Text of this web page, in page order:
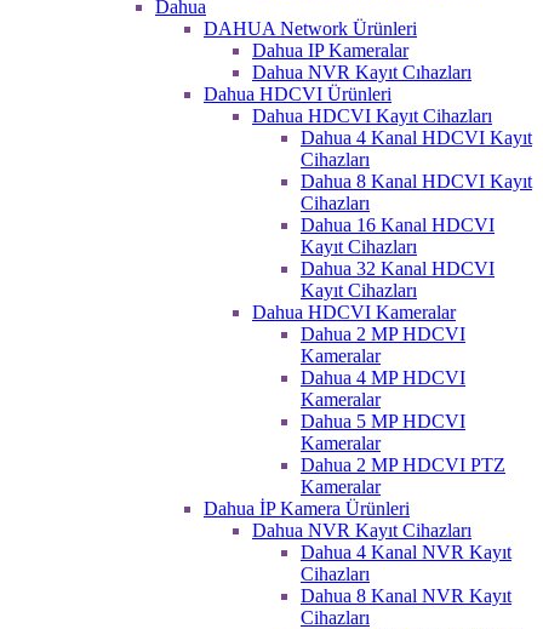
Dahua
DAHUA Network Ürünleri
Dahua IP Kameralar
Dahua NVR Kayıt Cıhazları
Dahua HDCVI Ürünleri
Dahua HDCVI Kayıt Cihazları
Dahua 4 Kanal HDCVI Kayıt
Cihazları
Dahua 8 Kanal HDCVI Kayıt
Cihazları
Dahua 16 Kanal HDCVI
Kayıt Cihazları
Dahua 32 Kanal HDCVI
Kayıt Cihazları
Dahua HDCVI Kameralar
Dahua 2 MP HDCVI
Kameralar
Dahua 4 MP HDCVI
Kameralar
Dahua 5 MP HDCVI
Kameralar
Dahua 2 MP HDCVI PTZ
Kameralar
Dahua İP Kamera Ürünleri
Dahua NVR Kayıt Cihazları
Dahua 4 Kanal NVR Kayıt
Cihazları
Dahua 8 Kanal NVR Kayıt
Cihazları